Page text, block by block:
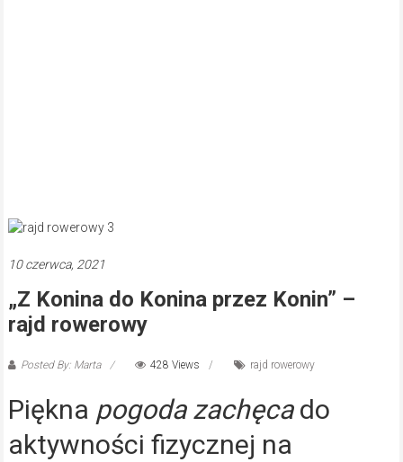
10 czerwca, 2021
„Z Konina do Konina przez Konin” –
rajd rowerowy
Posted By: Marta 428 Views rajd rowerowy
Piękna pogoda zachęcado
aktywności fizycznej na